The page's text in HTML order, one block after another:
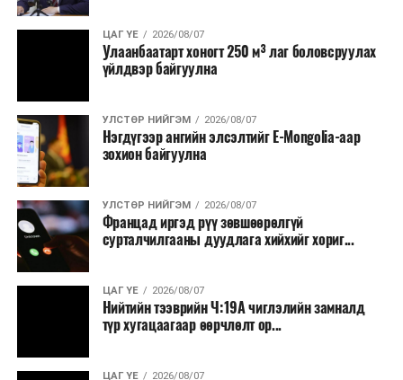
Зайлшгүй шаардлагагүй тоног төхөөрөмж,
тавилга, автомашин худалдан авах;
Батлан хамгаалах, хууль зүйн салбараас бусад
Хуулиар заавал мэдээлэхээс бусад кино,
контент, хэвлэлийн зардал;
Заавал олгохоос бусад тэтгэмж, урамшуулал.
Санхүүгийн хэмнэлтийн горимыг 2026 оны
арванхоёрдугаар сарын 31 хүртэл мөрдөнө. Харин
эрүүл мэндийн салбар уг хэмнэлтийн горимд
хамрагдахгүй бөгөөд цэцэрлэг, сургуулийн хүүхдийн
эрт илрүүлэг, вакцинжуулалт, томуу, томуу төст
өвчний эсрэг арга хэмжээ зэрэг зайлшгүй
үргэлжилнэ гэж Ерөнхий сайд Н.Учрал онцоллоо.
ЦАГ ҮЕ 2026/08/07
Улаанбаатарт хоногт 250 м³ лаг боловсруулах
үйлдвэр байгуулна
УЛСТӨР НИЙГЭМ 2026/08/07
Нэгдүгээр ангийн элсэлтийг E-Mongolia-аар
зохион байгуулна
УЛСТӨР НИЙГЭМ 2026/08/07
Францад иргэд рүү зөвшөөрөлгүй
сурталчилгааны дуудлага хийхийг хориг...
ЦАГ ҮЕ 2026/08/07
Нийтийн тээврийн Ч:19А чиглэлийн замналд
түр хугацаагаар өөрчлөлт ор...
ЦАГ ҮЕ 2026/08/07